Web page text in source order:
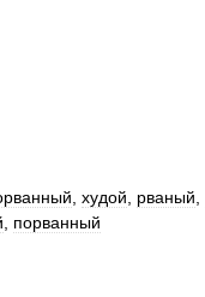
худой рваный
порванный